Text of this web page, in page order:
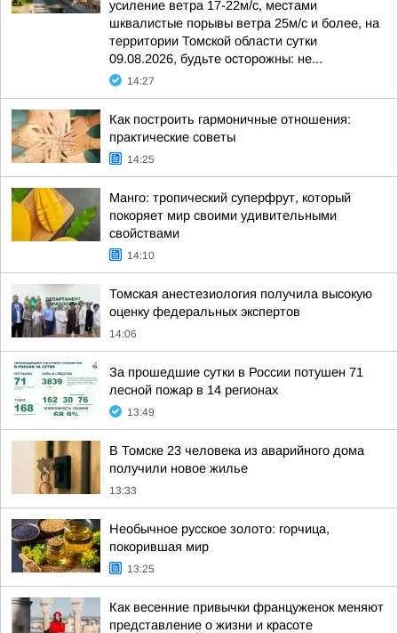
усиление ветра 17-22м/с, местами
шквалистые порывы ветра 25м/с и более, на
территории Томской области сутки
09.08.2026, будьте осторожны: не...
14:27
Как построить гармоничные отношения:
практические советы
14:25
Манго: тропический суперфрут, который
покоряет мир своими удивительными
свойствами
14:10
Томская анестезиология получила высокую
оценку федеральных экспертов
14:06
За прошедшие сутки в России потушен 71
лесной пожар в 14 регионах
13:49
В Томске 23 человека из аварийного дома
получили новое жилье
13:33
Необычное русское золото: горчица,
покорившая мир
13:25
Как весенние привычки француженок меняют
представление о жизни и красоте